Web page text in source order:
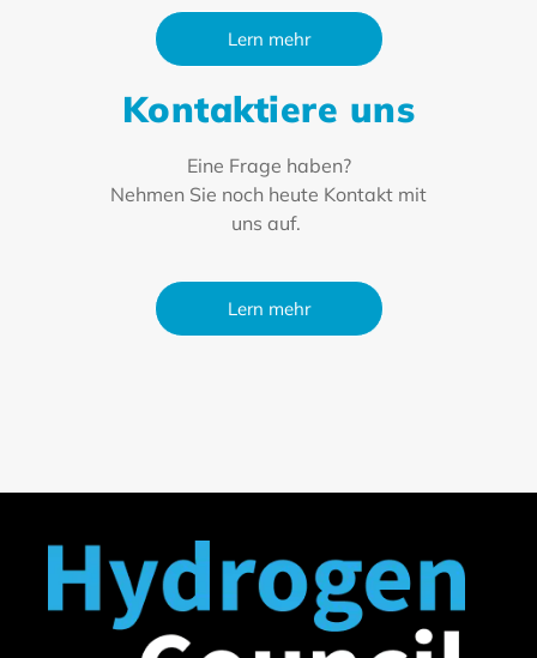
Lern mehr
Kontaktiere uns
Eine Frage haben?
Nehmen Sie noch heute Kontakt mit
uns auf.
Lern mehr